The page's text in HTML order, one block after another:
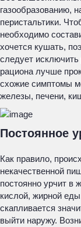
газообразованию,
перистальтики.
необходимо
хочется кушать,
следует
рациона лучше
схожие симптомы
железы, печени,
Постоянное
Как правило,
некачественной
постоянно урчит в
кислой, жирной
скапливается
выйти наружу.